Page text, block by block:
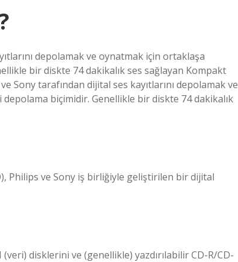
depolamak ve oynatmak için ortaklaşa
bir diskte 74 dakikalık ses sağlayan Kompakt
Sony tarafından dijital ses kayıtlarını depolamak ve
biçimidir. Genellikle bir diskte 74 dakikalık
Philips ve Sony iş birliğiyle geliştirilen bir dijital
disklerini ve (genellikle) yazdırılabilir CD-R/CD-